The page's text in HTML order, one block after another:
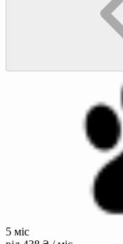
5 міс